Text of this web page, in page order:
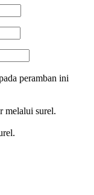
peramban ini
melalui surel.